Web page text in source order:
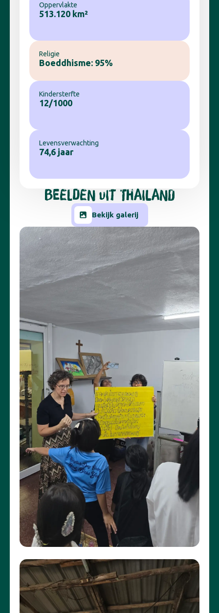
Oppervlakte
513.120 km²
Religie
Boeddhisme: 95%
Kindersterfte
12/1000
Levensverwachting
74,6 jaar
BEELDEN UIT THAILAND
Bekijk galerij